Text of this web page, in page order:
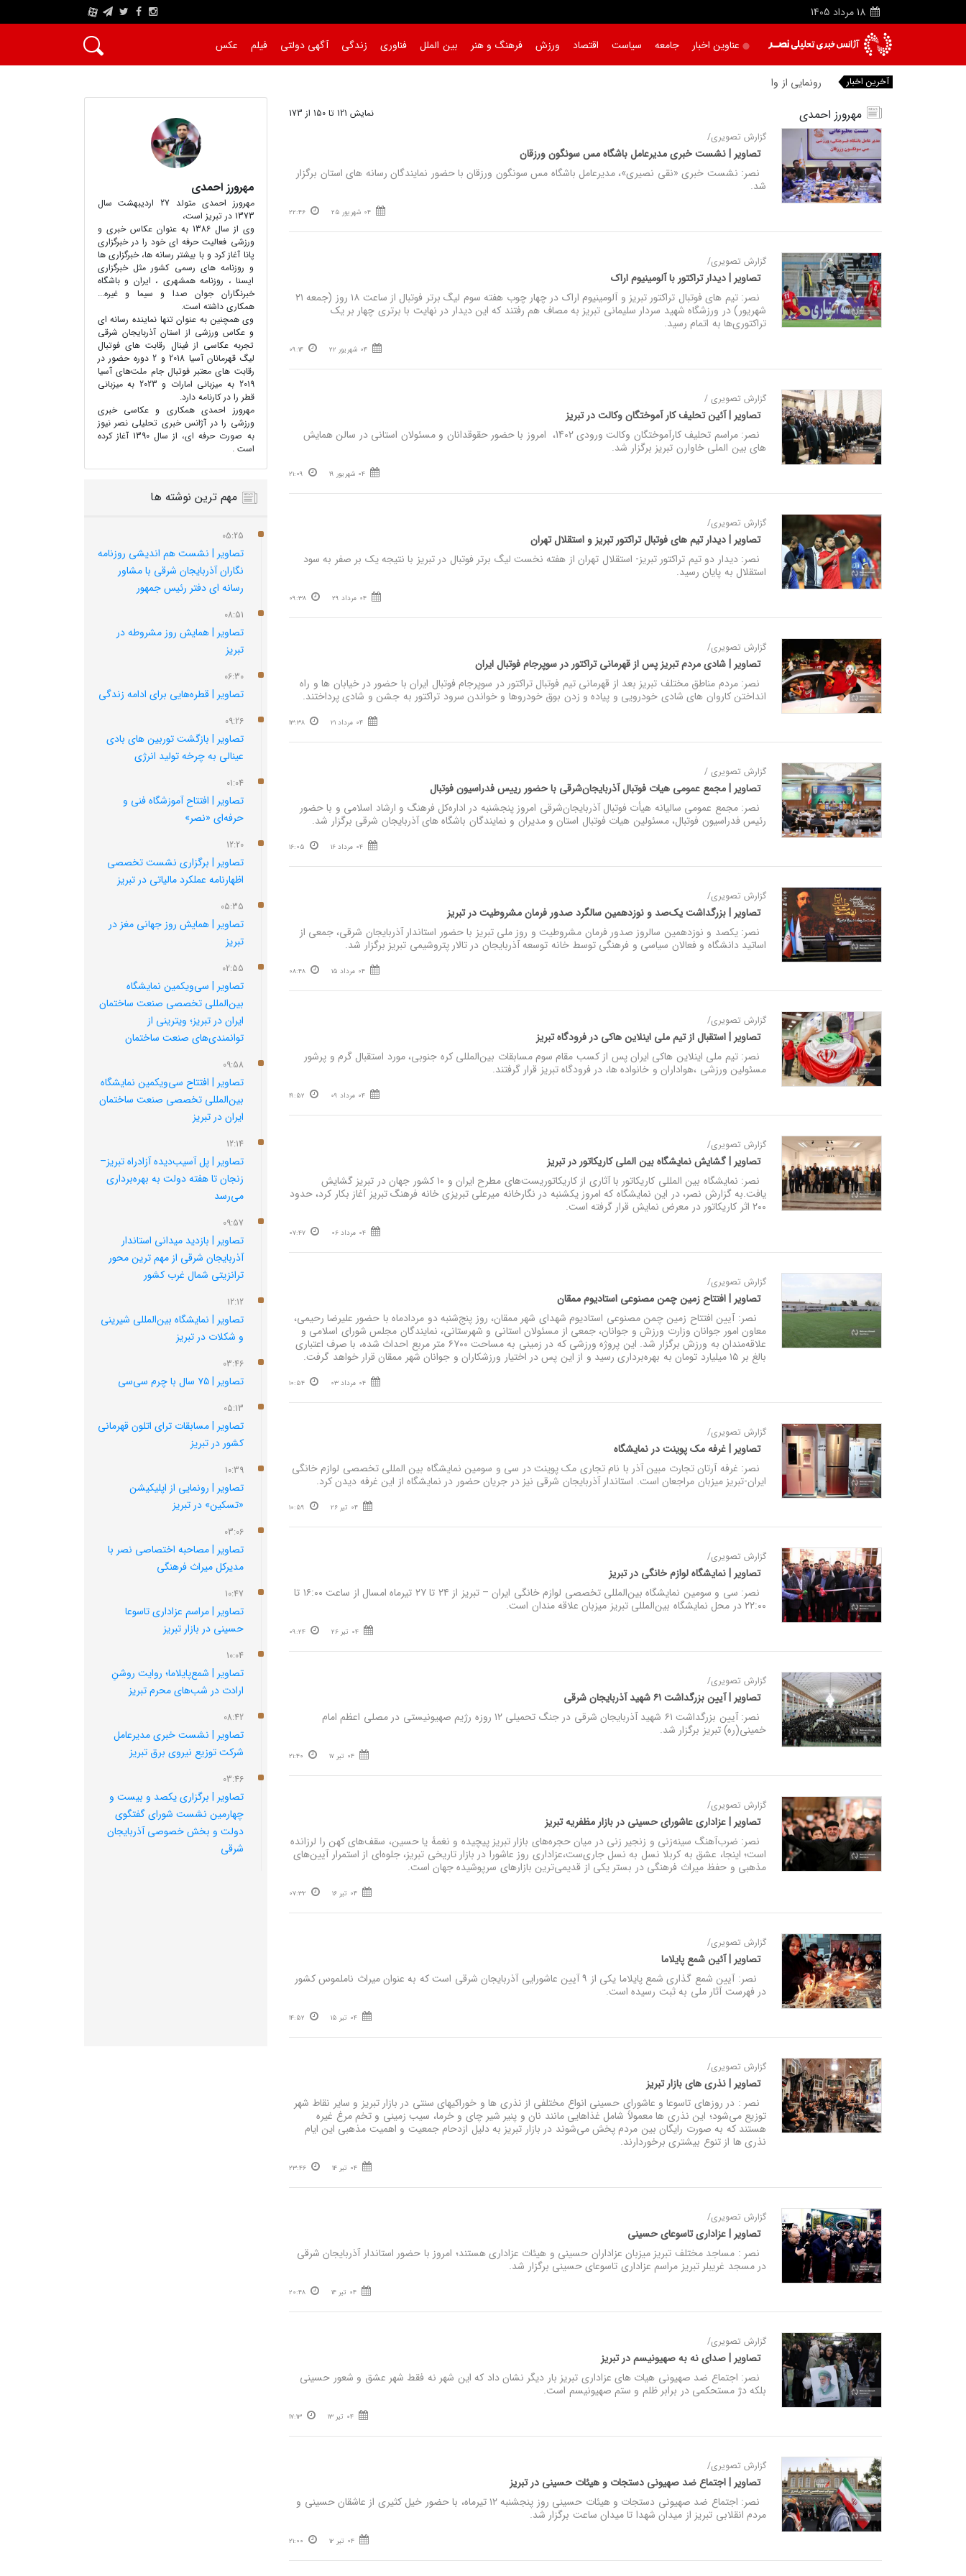
18 مرداد 1405
A
عناوین اخبار جامعه سیاست اقتصاد ورزش فرهنگ و هنر بین الملل فناوری زندگی آگهی دولتی فیلم عکس
آخرین اخبار رونمایی از واکسن بومی «آنگارا» و طر
مهرورز احمدی
نمایش 121 تا 150 از 173
گزارش تصویری/
تصاویر | نشست خبری مدیرعامل باشگاه مس سونگون ورزقان
نصر: نشست خبری «نقی نصیری»، مدیرعامل باشگاه مس سونگون ورزقان با حضور نمایندگان رسانه‌ های استان برگزار
شد.
04 شهریور 25 22:46
گزارش تصویری/
تصاویر | دیدار تراکتور با آلومینیوم اراک
نصر: تیم های فوتبال تراکتور تبریز و آلومینیوم اراک در چهار چوب هفته سوم لیگ برتر فوتبال از ساعت ۱۸ روز (جمعه ۲۱
شهریور) در ورزشگاه شهید سردار سلیمانی تبریز به مصاف هم رفتند که این دیدار در نهایت با برتری چهار بر یک
تراکتوری‌ها به اتمام رسید.
04 شهریور 22 09:14
گزارش تصویری /
تصاویر | آئین تحلیف کار آموختگان وکالت در تبریز‌
نصر: مراسم‌ تحلیف کارآموختگان وکالت ورودی 1402، امروز با حضور حقوقدانان و مسئولان استانی در سالن همایش
های بین الملی خاوارن تبریز برگزار شد.
04 شهریور 19 21:09
گزارش تصویری/
تصاویر | دیدار تیم های فوتبال تراکتور تبریز و استقلال تهران
نصر: دیدار دو تیم تراکتور تبریز- استقلال تهران از هفته نخست لیگ برتر فوتبال در تبریز با نتیجه یک بر صفر به سود
استقلال به پایان رسید.
04 مرداد 29 09:38
گزارش تصویری/
تصاویر | شادی مردم تبریز پس از قهرمانی تراکتور در سوپرجام فوتبال ایران
نصر: مردم مناطق مختلف تبریز بعد از قهرمانی تیم فوتبال تراکتور در سوپرجام فوتبال ایران با حضور در خیابان ها و راه
انداختن کاروان های شادی خودرویی و پیاده و زدن بوق خودروها و خواندن سرود تراکتور به جشن و شادی پرداختند.
04 مرداد 21 13:38
گزارش تصویری /
تصاویر | مجمع عمومی هیات فوتبال آذربایجان‌شرقی با حضور رییس فدراسیون فوتبال
نصر: مجمع عمومی سالیانه هیأت فوتبال آذربایجان‌شرقی امروز پنجشنبه در اداره‌کل فرهنگ و ارشاد اسلامی و با حضور
رئیس فدراسیون فوتبال، مسئولین هیات فوتبال استان و مدیران و نمایندگان باشگاه های آذربایجان شرقی برگزار شد.
04 مرداد 16 16:05
گزارش تصویری/
تصاویر | بزرگداشت یک‌صد و نوزدهمین سالگرد صدور فرمان مشروطیت در تبریز
نصر: یکصد و نوزدهمین سالروز صدور فرمان مشروطیت و روز ملی تبریز با حضور استاندار آذربایجان شرقی، جمعی از
اساتید دانشگاه و فعالان سیاسی و فرهنگی توسط خانه توسعه آذربایجان در تالار پتروشیمی تبریز برگزار شد.
04 مرداد 15 08:48
گزارش تصویری/
تصاویر | استقبال از تیم ملی اینلاین هاکی در فرودگاه تبریز
نصر: تیم ملی اینلاین هاکی ایران پس از کسب مقام سوم مسابقات بین‌المللی کره جنوبی، مورد استقبال گرم و پرشور
مسئولین ورزشی ،هواداران و خانواده‌ ها، در فرودگاه تبریز قرار گرفتند.
04 مرداد 09 19:52
گزارش تصویری/
تصاویر | گشایش نمایشگاه بین الملی کاریکاتور در تبریز
نصر: نمایشگاه بین المللی کاریکاتور با آثاری از کاریکاتوریست‌های مطرح ایران و ۱۰ کشور جهان در تبریز گشایش
یافت.به گزارش نصر، در این نمایشگاه که امروز یکشنبه در نگارخانه میرعلی تبریزی خانه فرهنگ تبریز آغاز بکار کرد، حدود
۲۰۰ اثر کاریکاتور در معرض نمایش قرار گرفته است.
04 مرداد 06 07:47
گزارش تصویری/
تصاویر | افتتاح زمین چمن مصنوعی استادیوم ممقان
نصر: آیین افتتاح زمین چمن مصنوعی استادیوم شهدای شهر ممقان، روز پنج‌شنبه دو مردادماه با حضور علیرضا رحیمی،
معاون امور جوانان وزارت ورزش و جوانان، جمعی از مسئولان استانی و شهرستانی، نمایندگان مجلس شورای اسلامی و
علاقه‌مندان به ورزش برگزار شد. این پروژه ورزشی که در زمینی به مساحت ۶۷۰۰ متر مربع احداث شده، با صرف اعتباری
بالغ بر ۱۵ میلیارد تومان به بهره‌برداری رسید و از این پس در اختیار ورزشکاران و جوانان شهر ممقان قرار خواهد گرفت.
04 مرداد 03 10:54
گزارش تصویری/
تصاویر | غرفه مک پوینت در نمایشگاه
نصر: غرفه آرتان تجارت مبین آذر با نام تجاری مک پوینت در سی و سومین نمایشگاه بین المللی تخصصی لوازم خانگی
ایران-تبریز میزبان مراجعان است. استاندار آذربایجان شرقی نیز در جریان حضور در نمایشگاه از این غرفه دیدن کرد.
04 تیر 26 10:59
گزارش تصویری/
تصاویر | نمایشگاه لوازم خانگی در تبریز
نصر: سی و سومین نمایشگاه بین‌المللی تخصصی لوازم خانگی ایران – تبریز از ۲۴ تا ۲۷ تیرماه امسال از ساعت ۱۶:۰۰ تا
۲۲:۰۰ در محل نمایشگاه بین‌المللی تبریز میزبان علاقه مندان است.
04 تیر 26 09:24
گزارش تصویری/
تصاویر | آیین بزرگداشت ۶۱ شهید آذربایجان شرقی
نصر: آیین بزرگداشت ۶۱ شهید آذربایجان شرقی در جنگ تحمیلی ۱۲ روزه رژیم صهیونیستی در مصلی اعظم امام
خمینی(ره‌) تبریز برگزار شد.
04 تیر 17 21:40
گزارش تصویری/
تصاویر | عزاداری عاشورای حسینی در بازار مظفریه تبریز‌
‌نصر: ضرب‌آهنگ سینه‌زنی و زنجیر زنی در میان حجره‌های بازار تبریز پیچیده و نغمهٔ یا حسین، سقف‌های کهن را لرزانده
است؛ اینجا، عشق به کربلا نسل‌ به‌ نسل جاری‌ست،عزاداری روز عاشورا در بازار تاریخی تبریز، جلوه‌ای از استمرار آیین‌های
مذهبی و حفظ میراث فرهنگی در بستر یکی از قدیمی‌ترین بازارهای سرپوشیده جهان است.
04 تیر 16 07:32
گزارش تصویری/
تصاویر | آئین شمع پایلاما
نصر: آیین شمع گذاری شمع پایلاما یکی از ۹ آیین عاشورایی آذربایجان شرقی است که به عنوان میراث ناملموس کشور
در فهرست آثار ملی به ثبت رسیده است.
04 تیر 15 14:52
گزارش تصویری/
تصاویر | نذری های بازار تبریز
نصر : در روزهای تاسوعا و عاشورای حسینی انواع مختلفی از نذری ها و خوراکیهای سنتی در بازار تبریز و سایر نقاط شهر
توزیع می‌شود؛ این نذری ها معمولاً شامل غذاهایی مانند نان و پنیر شیر چای و خرما، سیب زمینی و تخم مرغ غیره
هستند که به صورت رایگان بین مردم پخش می‌شوند در بازار تبریز به دلیل ازدحام جمعیت و اهمیت مذهبی این ایام
نذری ها از تنوع بیشتری برخوردارند.
04 تیر 14 23:46
گزارش تصویری/
تصاویر | عزاداری تاسوعای حسینی
نصر : مساجد مختلف تبریز میزبان عزاداران حسینی و هیئات عزاداری هستند؛ امروز با حضور استاندار آذربایجان شرقی
در مسجد غریبلر تبریز مراسم عزاداری تاسوعای حسینی برگزار شد.
04 تیر 14 20:48
گزارش تصویری/
تصاویر | صدای نه به صهیونیسم در تبریز
نصر: اجتماع ضد صهیونی هیات‌ های عزاداری تبریز بار دیگر نشان داد که این شهر نه‌ فقط شهر عشق و شعور حسینی‌
بلکه دژ مستحکمی‌ در برابر ظلم و ستم صهیونیسم است.
04 تیر 13 17:13
گزارش تصویری/
تصاویر | اجتماع ضد صهیونی دستجات و هیئات حسینی در تبریز
نصر: اجتماع ضد صهیونی دستجات و هیئات حسینی روز پنجشنبه ۱۲ تیرماه، با حضور خیل کثیری از عاشقان حسینی و
مردم انقلابی تبریز از میدان شهدا تا میدان ساعت برگزار شد.
04 تیر 12 21:00
مهرورز احمدی
مهرورز احمدی متولد 27 اردیبهشت سال
1373 در تبریز است،
وی از سال 1386 به عنوان عکاس خبری و
ورزشی فعالیت حرفه ای خود را در خبرگزاری
پانا آغاز کرد و با بیشتر رسانه ها، خبرگزاری‌ ها
و روزنامه‌ های رسمی کشور مثل خبرگزاری
ایسنا ، روزنامه همشهری ، ایران و باشگاه
خبرنگاران جوان صدا و سیما و غیره...
همکاری داشته است.
وی همچنین به عنوان تنها نماینده رسانه ای
و عکاس ورزشی از استان آذربایجان شرقی
تجربه عکاسی از فینال رقابت های فوتبال
لیگ قهرمانان آسیا 2018 و 2 دوره حضور در
رقابت های معتبر فوتبال جام ملت‌های آسیا
2019 به میزبانی امارات و 2023 به میزبانی
قطر را در کارنامه دارد.
مهرورز احمدی همکاری و عکاسی خبری
ورزشی را در آژانس خبری تحلیلی نصر نیوز
به صورت حرفه ای، از سال 1390 آغاز کرده
است .
مهم ترین نوشته ها
05:25
تصاویر | نشست هم‌ اندیشی روزنامه‌
نگاران آذربایجان شرقی با مشاور
رسانه‌ ای دفتر رئیس‌ جمهور
08:51
تصاویر | همایش روز مشروطه در
تبریز
06:30
تصاویر | قطره‌هایی برای ادامه زندگی
09:26
تصاویر | بازگشت توربین‌ های بادی
عینالی به چرخه تولید انرژی
01:04
تصاویر | افتتاح آموزشگاه فنی و
حرفه‌ای «نصر»
12:20
تصاویر | برگزاری نشست تخصصی
اظهارنامه عملکرد مالیاتی در تبریز
05:35
تصاویر | همایش روز جهانی مغز در
تبریز
02:55
تصاویر | سی‌ویکمین نمایشگاه
بین‌المللی تخصصی صنعت ساختمان
ایران در تبریز؛ ویترینی از
توانمندی‌های صنعت ساختمان
09:58
تصاویر | افتتاح سی‌ویکمین نمایشگاه
بین‌المللی تخصصی صنعت ساختمان
ایران در تبریز
12:14
تصاویر | پل آسیب‌دیده آزادراه تبریز–
زنجان تا هفته دولت به بهره‌برداری
می‌رسد‌
09:57
تصاویر | بازدید میدانی استاندار
آذربایجان شرقی از مهم‌ ترین محور
ترانزیتی شمال‌ غرب کشور
12:12
تصاویر | نمایشگاه بین‌المللی شیرینی
و شکلات در تبریز
03:46
تصاویر | ۷۵ سال با چرم سی‌سی
05:13
تصاویر | مسابقات ترای اتلون قهرمانی
کشور در تبریز
10:39
تصاویر | رونمایی از اپلیکیشن
«تسکین» در تبریز
03:06
تصاویر | مصاحبه اختصاصی نصر با
مدیرکل میراث فرهنگی
10:47
تصاویر | مراسم عزاداری تاسوعا
حسینی در بازار تبریز
10:04
تصاویر | شمع‌پایلاما؛ روایت روشنِ
ارادت در شب‌های محرم تبریز
08:42
تصاویر | نشست خبری مدیرعامل
شرکت توزیع نیروی برق تبریز
03:46
تصاویر | برگزاری یکصد و بیست و
چهارمین نشست شورای گفتگوی
دولت و بخش خصوصی آذربایجان
شرقی